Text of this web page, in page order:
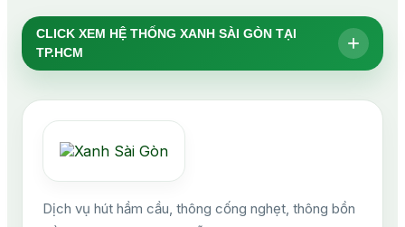
CLICK XEM HỆ THỐNG XANH SÀI GÒN TẠI
TP.HCM
+
Dịch vụ hút hầm cầu, thông cống nghẹt, thông bồn